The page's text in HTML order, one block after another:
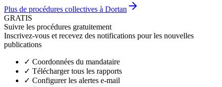
Plus de procédures collectives à Dortan
GRATIS
Suivre les procédures gratuitement
Inscrivez-vous et recevez des notifications pour les nouvelles
publications
✓ Coordonnées du mandataire
✓ Télécharger tous les rapports
✓ Configurer les alertes e-mail